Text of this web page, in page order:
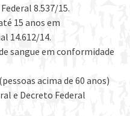
8.537/15.
15 anos em
14.612/14.
sangue em conformidade
acima de 60 anos)
e Decreto Federal